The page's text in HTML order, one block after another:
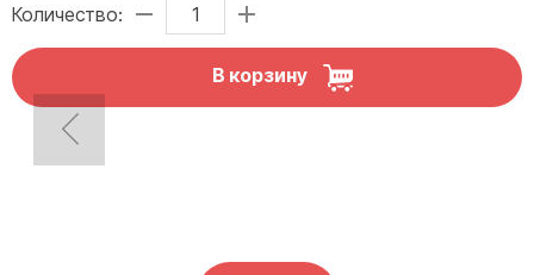
Количество:
В корзину